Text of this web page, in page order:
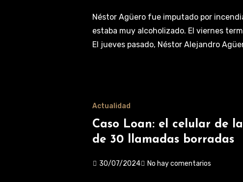
Néstor Agüero fue imputado por
estaba muy alcoholizado. El viernes
El jueves pasado, Néstor Alejandro
Actualidad
Caso Loan: el celular de
de 30 llamadas borradas
30/07/2024 No hay comentarios